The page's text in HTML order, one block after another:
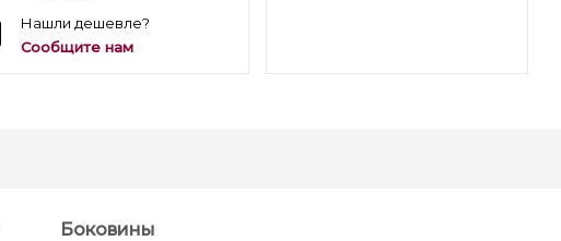
Нашли дешевле?
Сообщите нам
Боковины